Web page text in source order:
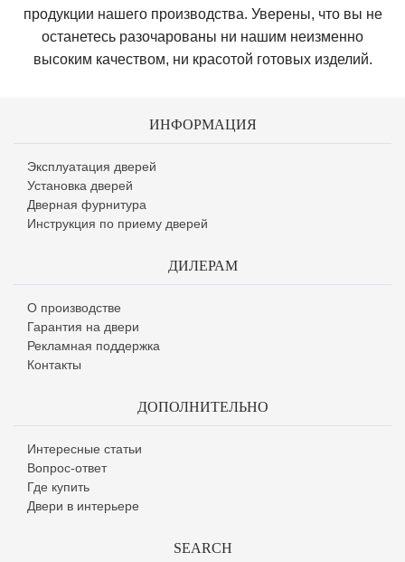
продукции нашего производства. Уверены, что вы не
останетесь разочарованы ни нашим неизменно
высоким качеством, ни красотой готовых изделий.
ИНФОРМАЦИЯ
Эксплуатация дверей
Установка дверей
Дверная фурнитура
Инструкция по приему дверей
ДИЛЕРАМ
О производстве
Гарантия на двери
Рекламная поддержка
Контакты
ДОПОЛНИТЕЛЬНО
Интересные статьи
Вопрос-ответ
Где купить
Двери в интерьере
SEARCH